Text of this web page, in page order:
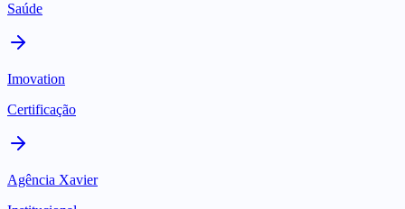
Saúde
Imovation
Certificação
Agência Xavier